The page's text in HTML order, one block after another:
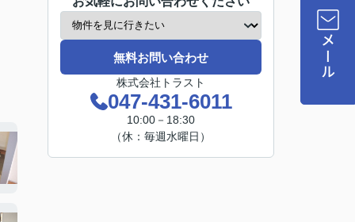
メール
無料お問い合わせ
株式会社トラスト
047-431-6011
10:00－18:30
（休：毎週水曜日）